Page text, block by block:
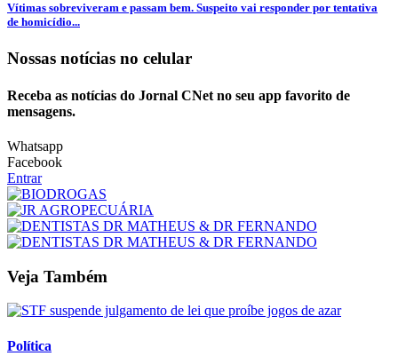
Vítimas sobreviveram e passam bem. Suspeito vai responder por tentativa
de homicídio...
Nossas notícias no celular
Receba as notícias do Jornal CNet no seu app favorito de
mensagens.
Whatsapp
Facebook
Entrar
Veja Também
Política